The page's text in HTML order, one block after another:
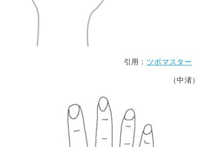
引用： ツボマスター
（中渚）